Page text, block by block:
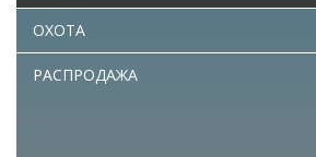
ОХОТА
РАСПРОДАЖА